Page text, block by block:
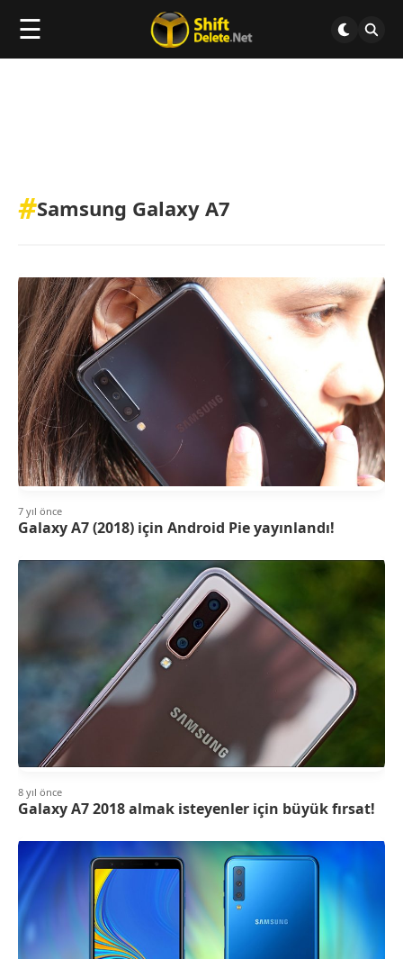
☰
#Samsung Galaxy A7
7 yıl önce
Galaxy A7 (2018) için Android Pie yayınlandı!
8 yıl önce
Galaxy A7 2018 almak isteyenler için büyük fırsat!